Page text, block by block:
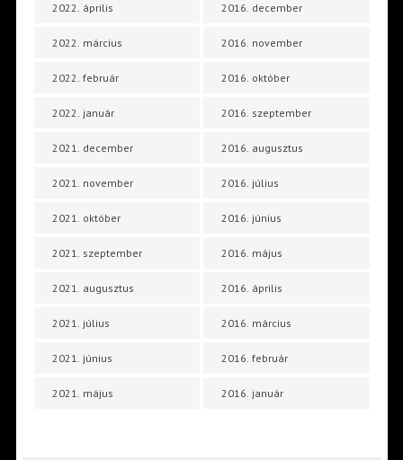
2022. április
2022. március
2022. február
2022. január
2021. december
2021. november
2021. október
2021. szeptember
2021. augusztus
2021. július
2021. június
2021. május
2016. december
2016. november
2016. október
2016. szeptember
2016. augusztus
2016. július
2016. június
2016. május
2016. április
2016. március
2016. február
2016. január